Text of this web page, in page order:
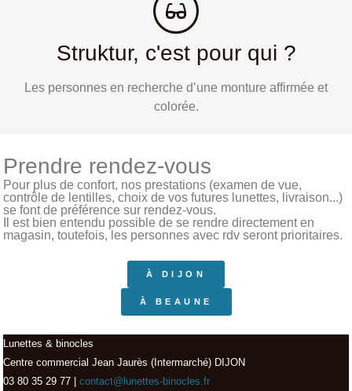
Struktur, c'est pour qui ?
Les personnes en recherche d’une monture affirmée et
colorée.
Prendre rendez-vous
Pour plus de confort, nos prestations (examen de vue,
contrôle de lentilles, choix de vos futures lunettes, livraison...)
se font de préférence sur rendez-vous.
Il est bien entendu possible de se rendre directement en
magasin, toutefois, les personnes avec rdv seront prioritaires.
À DIJON
À BEAUNE
Lunettes & binocles
Centre commercial Jean Jaurès (Intermarché) DIJON
03 80 35 29 77 | contact@lunettes-binocles.fr